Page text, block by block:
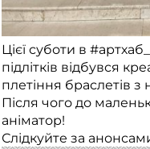
Цієї суботи в
підлітків відбувся
плетіння браслетів з
Після чого до
аніматор!
Слідкуйте за